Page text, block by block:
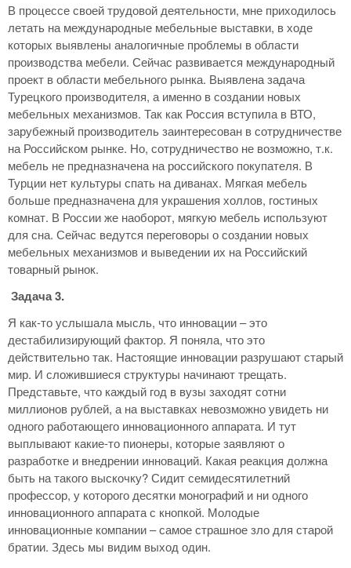
В процессе своей трудовой деятельности, мне приходилось
летать на международные мебельные выставки, в ходе
которых выявлены аналогичные проблемы в области
производства мебели. Сейчас развивается международный
проект в области мебельного рынка. Выявлена задача
Турецкого производителя, а именно в создании новых
мебельных механизмов. Так как Россия вступила в ВТО,
зарубежный производитель заинтересован в сотрудничестве
на Российском рынке. Но, сотрудничество не возможно, т.к.
мебель не предназначена на российского покупателя. В
Турции нет культуры спать на диванах. Мягкая мебель
больше предназначена для украшения холлов, гостиных
комнат. В России же наоборот, мягкую мебель используют
для сна. Сейчас ведутся переговоры о создании новых
мебельных механизмов и выведении их на Российский
товарный рынок.
Задача 3.
Я как-то услышала мысль, что инновации – это
дестабилизирующий фактор. Я поняла, что это
действительно так. Настоящие инновации разрушают старый
мир. И сложившиеся структуры начинают трещать.
Представьте, что каждый год в вузы заходят сотни
миллионов рублей, а на выставках невозможно увидеть ни
одного работающего инновационного аппарата. И тут
выплывают какие-то пионеры, которые заявляют о
разработке и внедрении инноваций. Какая реакция должна
быть на такого выскочку? Сидит семидесятилетний
профессор, у которого десятки монографий и ни одного
инновационного аппарата с кнопкой. Молодые
инновационные компании – самое страшное зло для старой
братии. Здесь мы видим выход один.